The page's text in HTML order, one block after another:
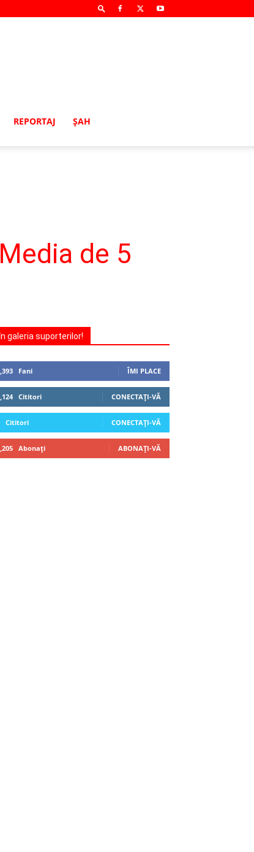
REPORTAJ ŞAH
de 5
galeria suporterilor!
Fani ÎMI PLACE
Cititori CONECTAȚI-VĂ
Cititori CONECTAȚI-VĂ
Abonați ABONAȚI-VĂ